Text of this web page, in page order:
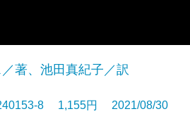
著、池田真紀子／訳
8 1,155円 2021/08/30